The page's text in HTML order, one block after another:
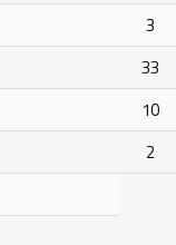
3
33
10
2